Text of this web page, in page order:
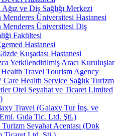
ve Diş Sağlığı Merkezi
Menderes Üniversitesi Hastanesi
Menderes Üniversitesi Diş
Fakültesi
Hastanesi
Kuşadası Hastanesi
Yetkilendirilmiş Aracı Kuruluşlar
Travel Tourism Agency
Health Service Sağlık Turizm
Otel Seyahat ve Ticaret Limited
Travel (Galaxy Tur İnş. ve
Gıda Tic. Ltd. Şti.)
Seyahat Acentası (Dnk